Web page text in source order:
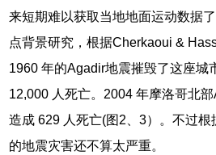
来短期难以获取当地地面运动数据
点背景研究，根据Cherkaoui &
1960 年的Agadir地震摧毁了这座城
12,000 人死亡。2004 年摩洛哥北
造成 629 人死亡(图2、3）。不过
的地震灾害还不算太严重。